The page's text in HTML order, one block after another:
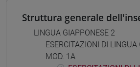
Struttura generale
LINGUA GIAPPONESE 2
ESERCITAZIONI DI LINGUA
MOD. 1A